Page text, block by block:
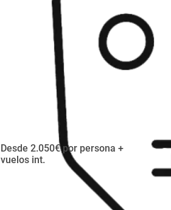
Desde 2.050€ por persona +
vuelos int.